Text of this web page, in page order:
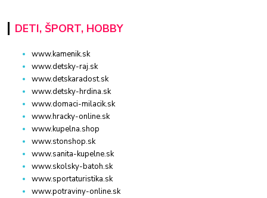
DETI, ŠPORT, HOBBY
www.kamenik.sk
www.detsky-raj.sk
www.detskaradost.sk
www.detsky-hrdina.sk
www.domaci-milacik.sk
www.hracky-online.sk
www.kupelna.shop
www.stonshop.sk
www.sanita-kupelne.sk
www.skolsky-batoh.sk
www.sportaturistika.sk
www.potraviny-online.sk